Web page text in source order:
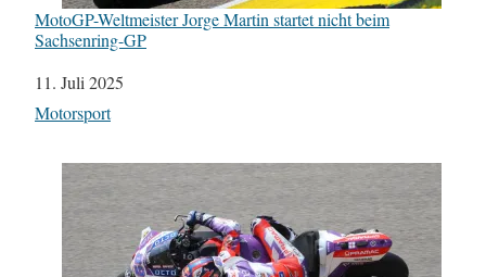
MotoGP-Weltmeister Jorge Martin startet nicht beim
Sachsenring-GP
Datum
11. Juli 2025
In Bezug auf
Motorsport